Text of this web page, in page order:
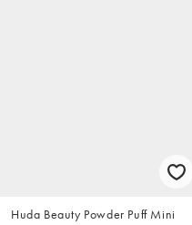
Huda Beauty Powder Puff Mini